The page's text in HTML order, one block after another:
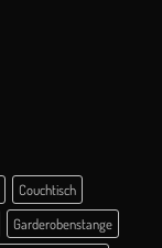
Couchtisch
Garderobenstange